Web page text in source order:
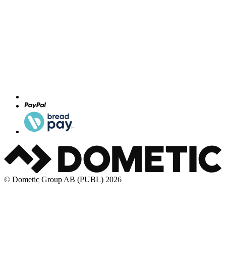
© Dometic Group AB (PUBL) 2026